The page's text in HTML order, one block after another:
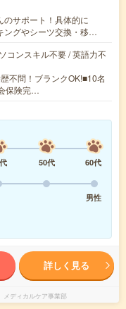
サポート！具体的に
ングやシーツ交換・移…
コンスキル不要 / 英語力不
不問！ブランクOK!■10名
保険完…
50代
60代
男性
詳しく見る
ディカルケア事業部